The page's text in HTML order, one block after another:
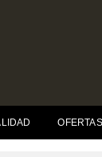
(CURRENT)
OFERTAS